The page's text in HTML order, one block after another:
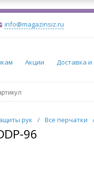
info@magazinsiz.ru
Акции Доставка и
рук / Все перчатки
96